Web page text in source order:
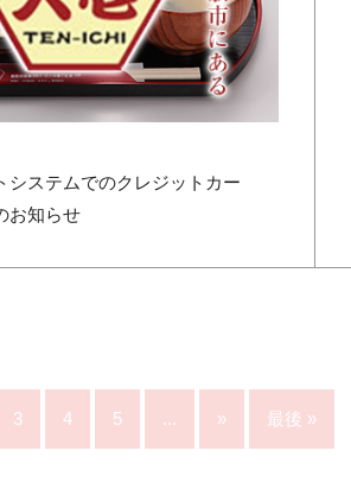
システムでのクレジットカー
お知らせ
3 4 5 ... » 最後 »